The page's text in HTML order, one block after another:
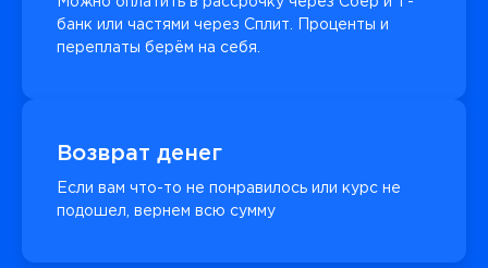
банк или частями через Сплит. Проценты и
переплаты берём на себя.
Возврат денег
Если вам что-то не понравилось или курс не
подошел, вернем всю сумму